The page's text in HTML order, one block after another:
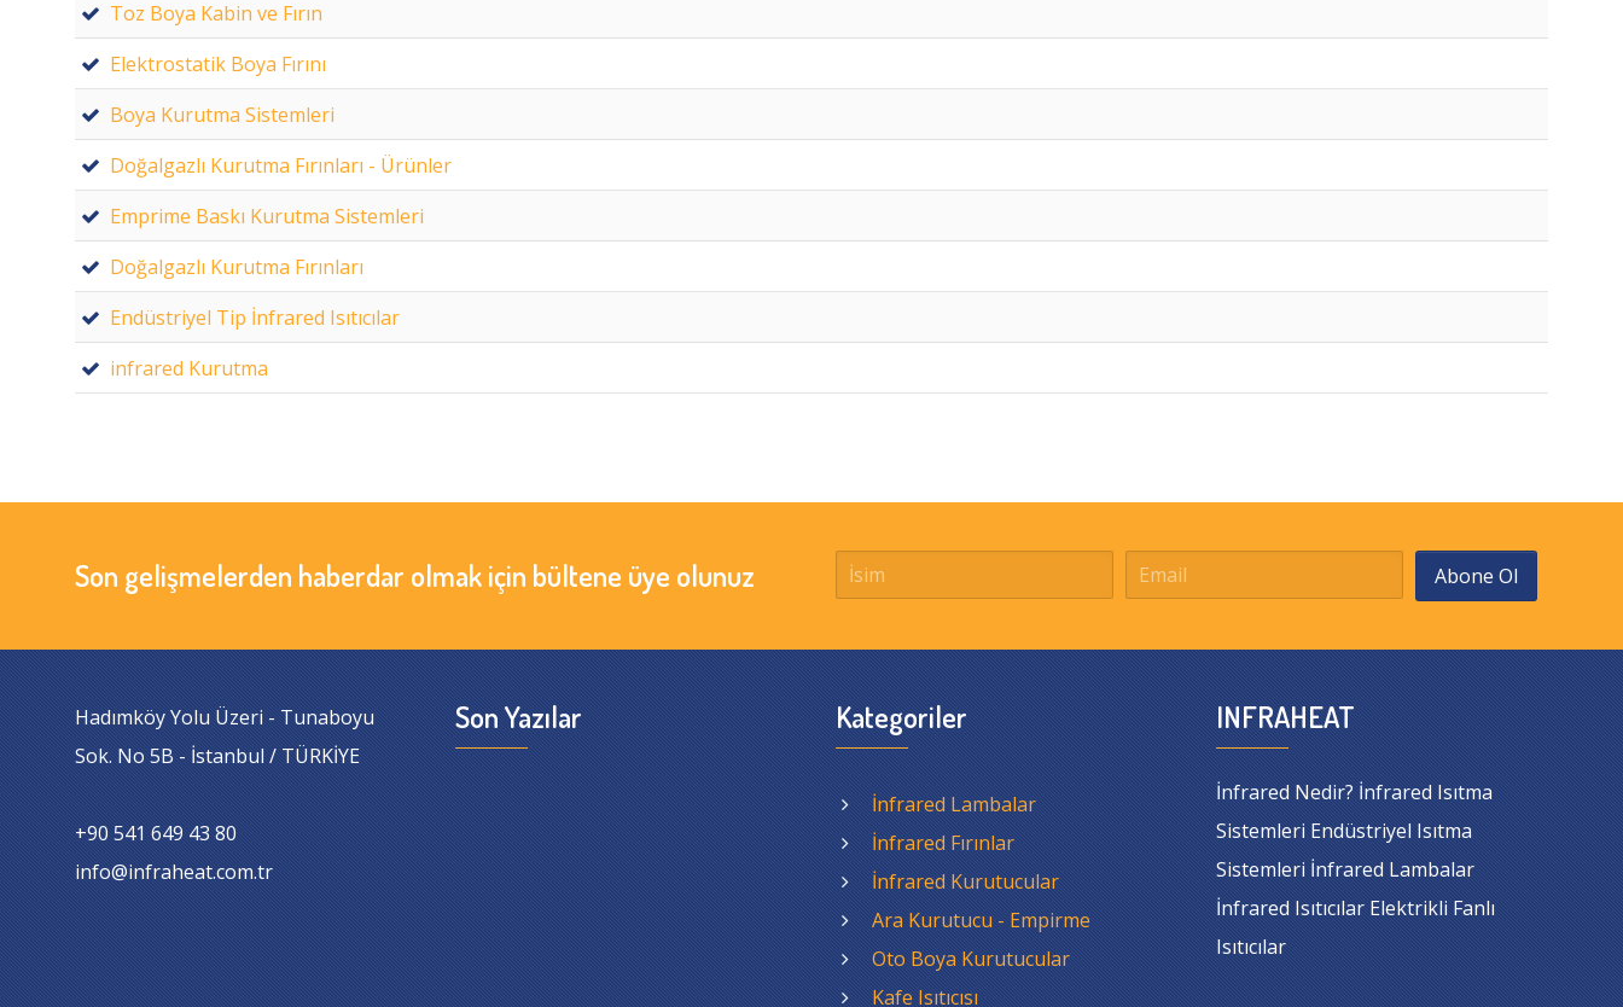
Toz Boya Kabin ve Fırın
Elektrostatik Boya Fırını
Boya Kurutma Sistemleri
Doğalgazlı Kurutma Fırınları - Ürünler
Emprime Baskı Kurutma Sistemleri
Doğalgazlı Kurutma Fırınları
Endüstriyel Tip İnfrared Isıtıcılar
infrared Kurutma
Son gelişmelerden haberdar olmak için bültene üye olunuz Abone Ol
Hadımköy Yolu Üzeri - Tunaboyu
Sok. No 5B - İstanbul / TÜRKİYE
+90 541 649 43 80
info@infraheat.com.tr
Son Yazılar Kategoriler
İnfrared Lambalar
İnfrared Fırınlar
İnfrared Kurutucular
Ara Kurutucu - Empirme
Oto Boya Kurutucular
Kafe Isıtıcısı
INFRAHEAT
İnfrared Nedir? İnfrared Isıtma
Sistemleri Endüstriyel Isıtma
Sistemleri İnfrared Lambalar
İnfrared Isıtıcılar Elektrikli Fanlı
Isıtıcılar